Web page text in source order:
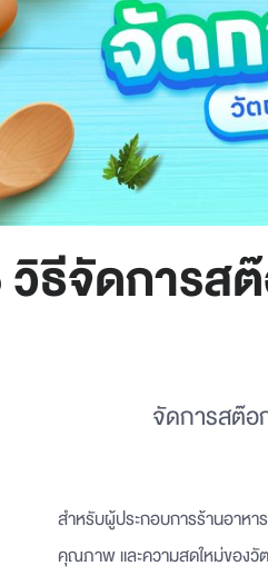
วิธีจัดการส
จัดการสต๊อ
สำหรับผู้ประกอบการร้านอาหา
คุณภาพ และความสดใหม่ของวั